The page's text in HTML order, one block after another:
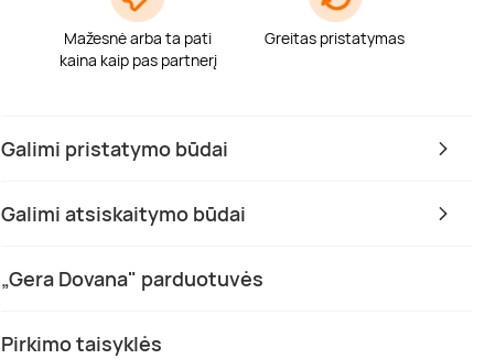
Mažesnė arba ta pati
kaina kaip pas partnerį
Greitas pristatymas
Galimi pristatymo būdai
Galimi atsiskaitymo būdai
„Gera Dovana" parduotuvės
Pirkimo taisyklės